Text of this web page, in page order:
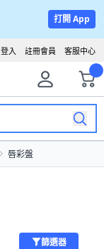
打開 App
客服中心
註冊會員
登入
唇彩盤
篩選器